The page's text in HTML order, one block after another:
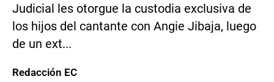
Judicial les otorgue la custodia exclusiva de
los hijos del cantante con Angie Jibaja, luego
de un ext...
Redacción EC